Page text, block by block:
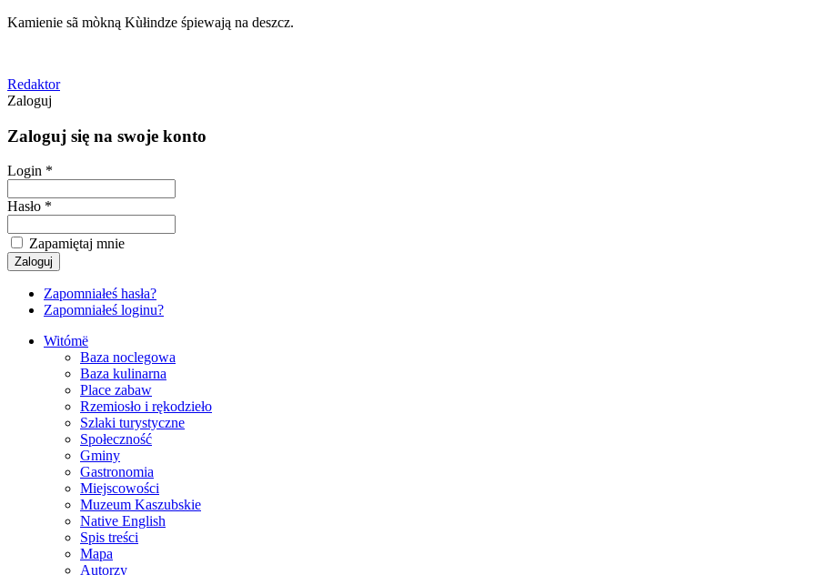
Kamienie sã mòkną Kùłindze śpiewają na deszcz.
Redaktor
Zaloguj
Zaloguj się na swoje konto
Login *
Hasło *
Zapamiętaj mnie
Zapomniałeś hasła?
Zapomniałeś loginu?
Witómë
Baza noclegowa
Baza kulinarna
Place zabaw
Rzemiosło i rękodzieło
Szlaki turystyczne
Społeczność
Gminy
Gastronomia
Miejscowości
Muzeum Kaszubskie
Native English
Spis treści
Mapa
Autorzy